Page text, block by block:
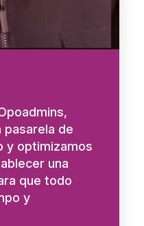
pasarela de
y optimizamos
una
que todo
y